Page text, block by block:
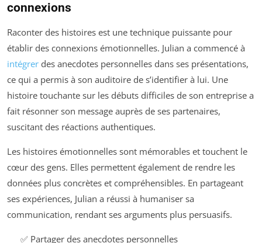
connexions
Raconter des histoires est une technique puissante pour
établir des connexions émotionnelles. Julian a commencé à
intégrer des anecdotes personnelles dans ses présentations,
ce qui a permis à son auditoire de s’identifier à lui. Une
histoire touchante sur les débuts difficiles de son entreprise a
fait résonner son message auprès de ses partenaires,
suscitant des réactions authentiques.
Les histoires émotionnelles sont mémorables et touchent le
cœur des gens. Elles permettent également de rendre les
données plus concrètes et compréhensibles. En partageant
ses expériences, Julian a réussi à humaniser sa
communication, rendant ses arguments plus persuasifs.
✅ Partager des anecdotes personnelles